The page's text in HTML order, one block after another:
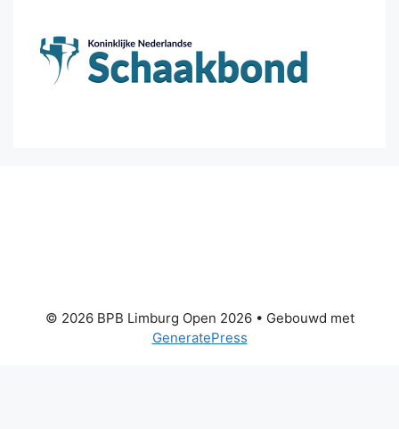
© 2026 BPB Limburg Open 2026• Gebouwd met
GeneratePress